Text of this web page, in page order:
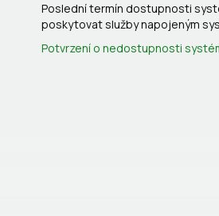
Poslední termín dostupnosti
poskytovat služby napojeným
Potvrzení o nedostupnosti